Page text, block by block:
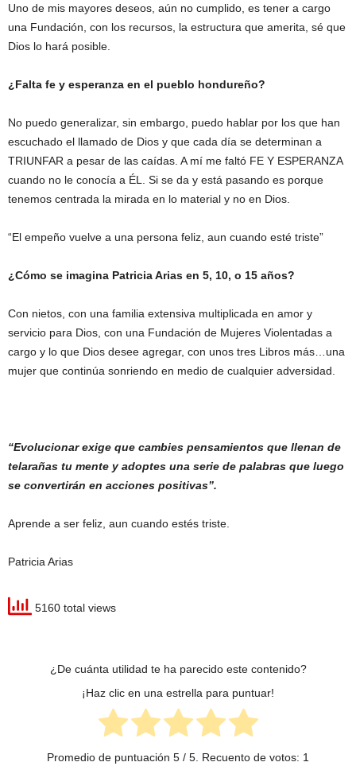
Uno de mis mayores deseos, aún no cumplido, es tener a cargo
una Fundación, con los recursos, la estructura que amerita, sé que
Dios lo hará posible.
¿Falta fe y esperanza en el pueblo hondureño?
No puedo generalizar, sin embargo, puedo hablar por los que han
escuchado el llamado de Dios y que cada día se determinan a
TRIUNFAR a pesar de las caídas. A mí me faltó FE Y ESPERANZA
cuando no le conocía a ÉL. Si se da y está pasando es porque
tenemos centrada la mirada en lo material y no en Dios.
“El empeño vuelve a una persona feliz, aun cuando esté triste”
¿Cómo se imagina Patricia Arias en 5, 10, o 15 años?
Con nietos, con una familia extensiva multiplicada en amor y
servicio para Dios, con una Fundación de Mujeres Violentadas a
cargo y lo que Dios desee agregar, con unos tres Libros más…una
mujer que continúa sonriendo en medio de cualquier adversidad.
“Evolucionar exige que cambies pensamientos que llenan de
telarañas tu mente y adoptes una serie de palabras que luego
se convertirán en acciones positivas”.
Aprende a ser feliz, aun cuando estés triste.
Patricia Arias
5160 total views
¿De cuánta utilidad te ha parecido este contenido?
¡Haz clic en una estrella para puntuar!
Promedio de puntuación 5 / 5. Recuento de votos: 1